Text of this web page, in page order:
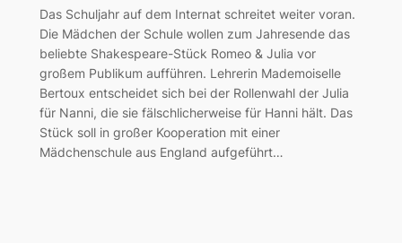
Das Schuljahr auf dem Internat schreitet weiter voran.
Die Mädchen der Schule wollen zum Jahresende das
beliebte Shakespeare-Stück Romeo & Julia vor
großem Publikum aufführen. Lehrerin Mademoiselle
Bertoux entscheidet sich bei der Rollenwahl der Julia
für Nanni, die sie fälschlicherweise für Hanni hält. Das
Stück soll in großer Kooperation mit einer
Mädchenschule aus England aufgeführt…